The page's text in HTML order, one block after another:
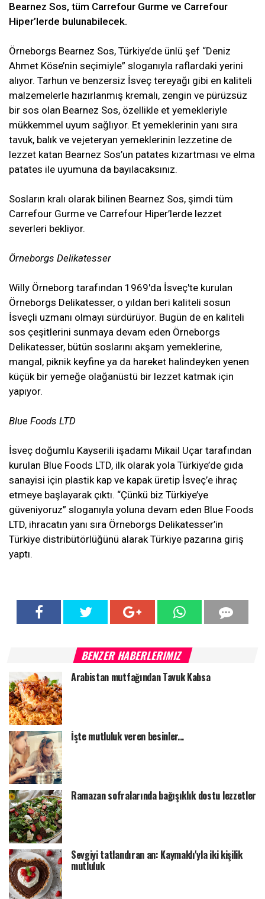
Bearnez Sos, tüm Carrefour Gurme ve Carrefour
Hiper’lerde bulunabilecek.
Örneborgs Bearnez Sos, Türkiye’de ünlü şef “Deniz
Ahmet Köse’nin seçimiyle” sloganıyla raflardaki yerini
alıyor. Tarhun ve benzersiz İsveç tereyağı gibi en kaliteli
malzemelerle hazırlanmış kremalı, zengin ve pürüzsüz
bir sos olan Bearnez Sos, özellikle et yemekleriyle
mükkemmel uyum sağlıyor. Et yemeklerinin yanı sıra
tavuk, balık ve vejeteryan yemeklerinin lezzetine de
lezzet katan Bearnez Sos’un patates kızartması ve elma
patates ile uyumuna da bayılacaksınız.
Sosların kralı olarak bilinen Bearnez Sos, şimdi tüm
Carrefour Gurme ve Carrefour Hiper’lerde lezzet
severleri bekliyor.
Örneborgs Delikatesser
Willy Örneborg tarafından 1969'da İsveç'te kurulan
Örneborgs Delikatesser, o yıldan beri kaliteli sosun
İsveçli uzmanı olmayı sürdürüyor. Bugün de en kaliteli
sos çeşitlerini sunmaya devam eden Örneborgs
Delikatesser, bütün soslarını akşam yemeklerine,
mangal, piknik keyfine ya da hareket halindeyken yenen
küçük bir yemeğe olağanüstü bir lezzet katmak için
yapıyor.
Blue Foods LTD
İsveç doğumlu Kayserili işadamı Mikail Uçar tarafından
kurulan Blue Foods LTD, ilk olarak yola Türkiye’de gıda
sanayisi için plastik kap ve kapak üretip İsveç’e ihraç
etmeye başlayarak çıktı. “Çünkü biz Türkiye’ye
güveniyoruz” sloganıyla yoluna devam eden Blue Foods
LTD, ihracatın yanı sıra Örneborgs Delikatesser’in
Türkiye distribütörlüğünü alarak Türkiye pazarına giriş
yaptı.
BENZER HABERLERIMIZ
Arabistan mutfağından Tavuk Kabsa
İşte mutluluk veren besinler...
Ramazan sofralarında bağışıklık dostu lezzetler
Sevgiyi tatlandıran an: Kaymaklı'yla iki kişilik
mutluluk